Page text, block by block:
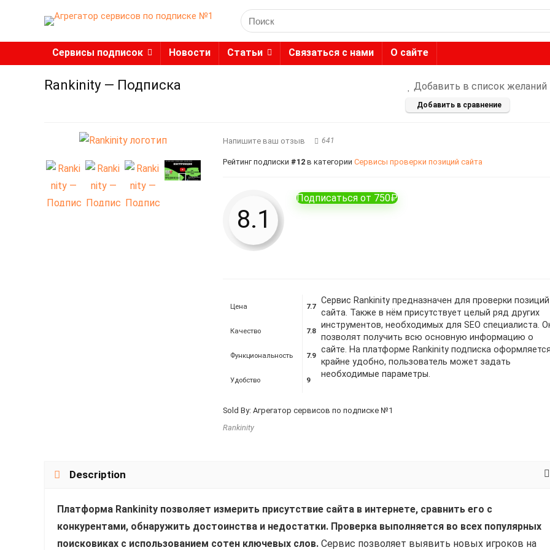
Search
for:
Сервисы подписок Новости Статьи Связаться с нами О сайте
Rankinity — Подписка Добавить в список желаний
Добавить в сравнение
Напишите ваш отзыв 641
Рейтинг подписки #12 в категорииСервисы проверки позиций сайта
8.1
Подписаться от 750₽
Цена 7.7
Качество 7.8
Функциональность 7.9
Удобство 9
Сервис Rankinity предназначен для проверки позиций
сайта. Также в нём присутствует целый ряд других
инструментов, необходимых для SEO специалиста.
позволят получить всю основную информацию о
сайте. На платформе Rankinity подписка
крайне удобно, пользователь может задать
необходимые параметры.
Sold By: Агрегатор сервисов по подписке №1
Rankinity
Description
Платформа Rankinity позволяет измерить присутствие сайта в интернете, сравнить его с
конкурентами, обнаружить достоинства и недостатки. Проверка выполняется во всех популярных
поисковиках с использованием сотен ключевых слов. Сервис позволяет выявить новых игроков на